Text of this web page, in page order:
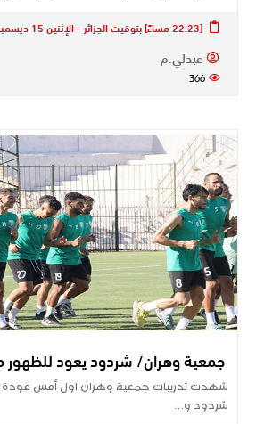
[22:23 مساءً] بتوقيت الجزائر - الإثنين 15 ديسمبر 2025
عبدلي.م
366
جمعية وهران/ شردود يعود للظهور
شهدت تدريبات جمعية وهران اول أمس عودة
شردود و…